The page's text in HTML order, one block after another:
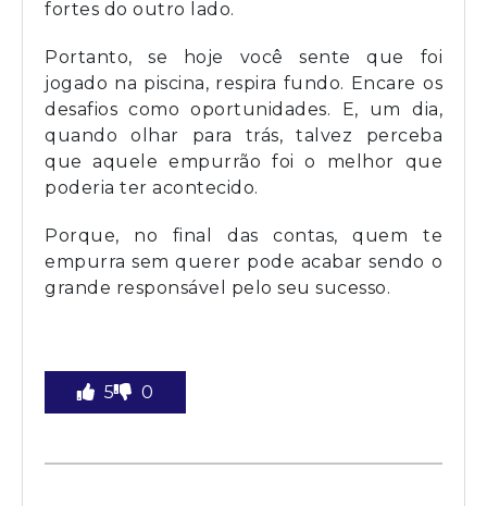
fortes do outro lado.
Portanto, se hoje você sente que foi
jogado na piscina, respira fundo. Encare os
desafios como oportunidades. E, um dia,
quando olhar para trás, talvez perceba
que aquele empurrão foi o melhor que
poderia ter acontecido.
Porque, no final das contas, quem te
empurra sem querer pode acabar sendo o
grande responsável pelo seu sucesso.
5 0